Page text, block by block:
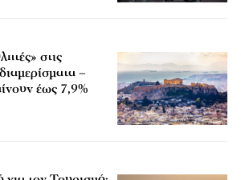
στις
–
έως 7,9%